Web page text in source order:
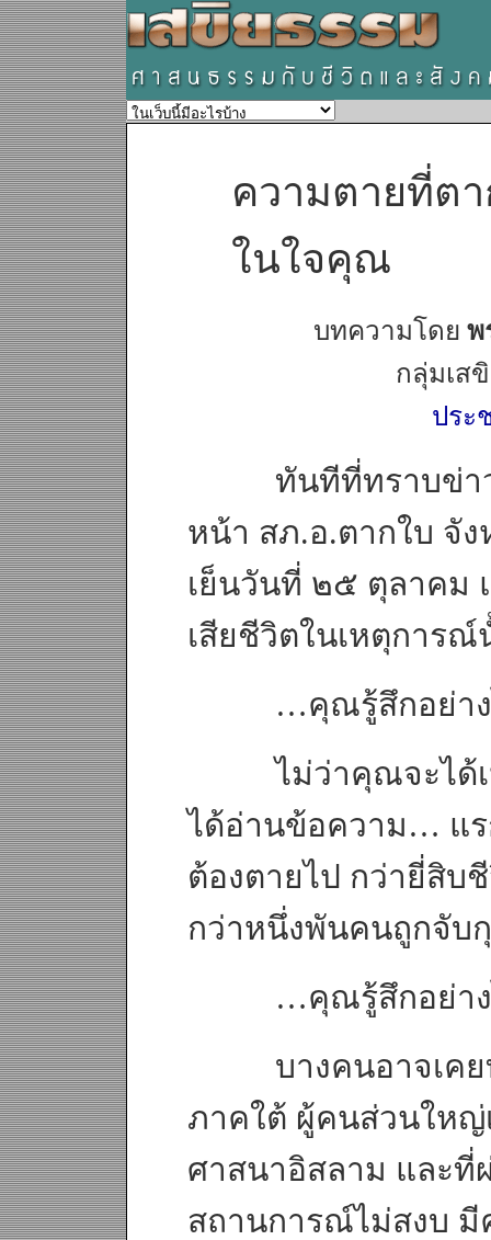
ความตายที่ตา
ในใจคุณ
บทความโดย พ
กลุ่มเส
ประ
ทันทีที่ทราบข่าว
หน้า สภ.อ.ตากใบ จั
เย็นวันที่ ๒๕ ตุลาคม
เสียชีวิตในเหตุการณ์
…คุณรู้สึกอย่าง
ไม่ว่าคุณจะได้เห็
ได้อ่านข้อความ… แ
ต้องตายไป กว่ายี่สิบ
กว่าหนึ่งพันคนถูกจับ
…คุณรู้สึกอย่าง
บางคนอาจเคยท
ภาคใต้ ผู้คนส่วนให
ศาสนาอิสลาม และที่
สถานการณ์ไม่สงบ มี